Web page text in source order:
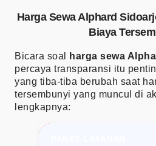
Harga Sewa Alphard
Biaya
Bicara soal harga sewa
percaya transparansi itu
yang tiba-tiba berubah saat
tersembunyi yang muncul di
lengkapnya: